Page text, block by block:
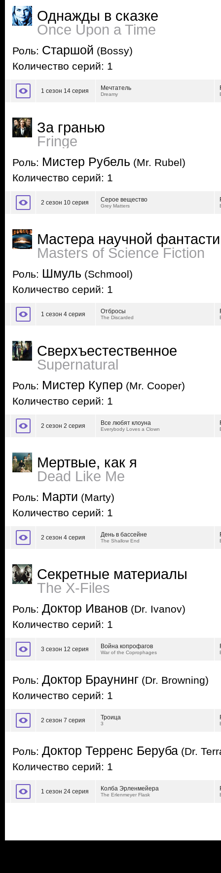
Однажды в сказке
Once Upon a Time
Роль: Старшой (Bossy)
Количество серий: 1
1 сезон 14 серия Мечтатель
Dreamy
За гранью
Fringe
Роль: Мистер Рубель (Mr. Rubel)
Количество серий: 1
2 сезон 10 серия Серое вещество
Grey Matters
Мастера научной
Masters of Science Fiction
Роль: Шмуль (Schmool)
Количество серий: 1
1 сезон 4 серия Отбросы
The Discarded
Сверхъестественное
Supernatural
Роль: Мистер Купер (Mr. Cooper)
Количество серий: 1
2 сезон 2 серия Все любят клоуна
Everybody Loves a Clown
Мертвые, как я
Dead Like Me
Роль: Марти (Marty)
Количество серий: 1
2 сезон 4 серия День в бассейне
The Shallow End
Секретные материалы
The X-Files
Роль: Доктор Иванов (Dr. Ivanov)
Количество серий: 1
3 сезон 12 серия Война копрофагов
War of the Coprophages
Роль: Доктор Браунинг (Dr. Browning)
Количество серий: 1
2 сезон 7 серия Троица
3
Роль: Доктор Терренс Беруба (Dr.
Количество серий: 1
1 сезон 24 серия Колба Эрленмейера
The Erlenmeyer Flask